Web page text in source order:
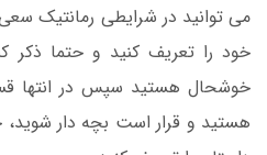
می توانید در شرایطی رمانتیک
خود را تعریف کنید و حتما ذکر
خوشحال هستید سپس در انتها
هستید و قرار است بچه دار